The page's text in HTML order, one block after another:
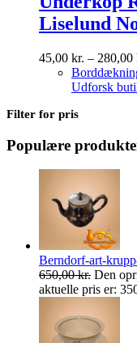
Liselund
45,00 kr. – 280,00
Udforsk
Filter for pris
Populære
Berndorf-art-
650,00kr. Den
aktuelle pris er: